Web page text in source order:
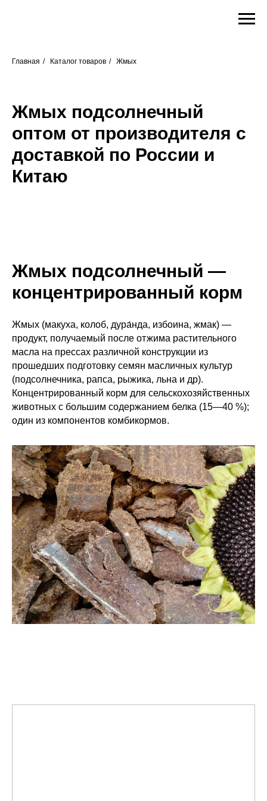
Главная / Каталог товаров / Жмых
Жмых подсолнечный
оптом от производителя с
доставкой по России и
Китаю
Жмых подсолнечный —
концентрированный корм
Жмых (макуха, колоб, дура́нда, избоина, жмак) —
продукт, получаемый после отжима растительного
масла на прессах различной конструкции из
прошедших подготовку семян масличных культур
(подсолнечника, рапса, рыжика, льна и др).
Концентрированный корм для сельскохозяйственных
животных с большим содержанием белка (15—40 %);
один из компонентов комбикормов.